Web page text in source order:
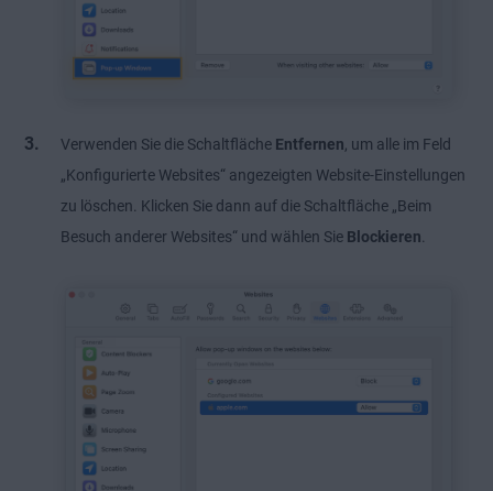
Verwenden Sie die Schaltfläche Entfernen , um alle im Feld
„Konfigurierte Websites“ angezeigten Website-Einstellungen
zu löschen. Klicken Sie dann auf die Schaltfläche „Beim
Besuch anderer Websites“ und wählen Sie Blockieren